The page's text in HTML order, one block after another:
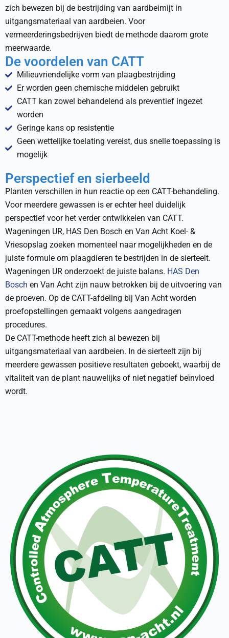
zich bewezen bij de bestrijding van aardbeimijt in
uitgangsmateriaal van aardbeien. Voor
vermeerderingsbedrijven biedt de methode daarom grote
meerwaarde.
De voordelen van CATT
Milieuvriendelijke vorm van plaagbestrijding
Er worden geen chemische middelen gebruikt
CATT kan zowel behandelend als preventief ingezet
worden
Geringe kans op resistentie
Geen wettelijke toelating vereist, dus snelle toepassing is
mogelijk
Perspectief en sierbeeld
Planten verschillen in hun reactie op een CATT-behandeling.
Voor meerdere gewassen is er echter heel duidelijk
perspectief voor het verder ontwikkelen van CATT.
Wageningen UR, HAS Den Bosch en Van Acht Koel- &
Vriesopslag zoeken momenteel naar mogelijkheden en de
juiste formule om plaagdieren te bestrijden in de sierteelt.
Wageningen UR onderzoekt de juiste balans. HAS Den
Bosch en Van Acht zijn nauw betrokken bij de uitvoering van
de proeven. Op de CATT-afdeling bij Van Acht worden
proefopstellingen gemaakt volgens aangedragen
procedures.
De CATT-methode heeft zich al bewezen bij
uitgangsmateriaal van aardbeien. In de sierteelt zijn bij
meerdere gewassen positieve resultaten geboekt, waarbij de
vitaliteit van de plant nauwelijks of niet negatief beïnvloed
wordt.